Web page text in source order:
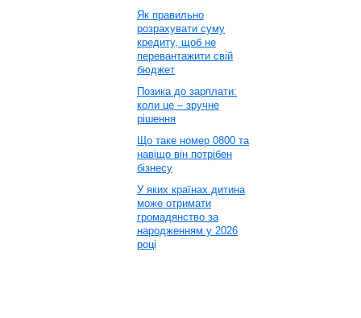
Як правильно
розрахувати суму
кредиту, щоб не
перевантажити свій
бюджет
Позика до зарплати:
коли це – зручне
рішення
Що таке номер 0800 та
навіщо він потрібен
бізнесу
У яких країнах дитина
може отримати
громадянство за
народженням у 2026
році